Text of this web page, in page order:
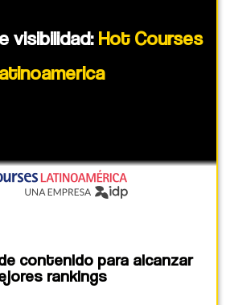
visibilidad: Hot Courses
contenido para alcanzar
rankings